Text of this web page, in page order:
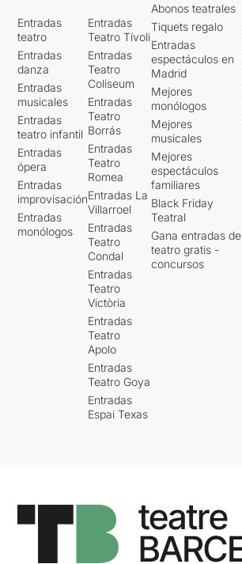
Entradas
teatro
Entradas
danza
Entradas
musicales
Entradas
teatro infantil
Entradas
ópera
Entradas
improvisación
Entradas
monólogos
Entradas
Teatro Tívoli
Entradas
Teatro
Coliseum
Entradas
Teatro
Borrás
Entradas
Teatro
Romea
Entradas La
Villarroel
Entradas
Teatro
Condal
Entradas
Teatro
Victòria
Entradas
Teatro
Apolo
Entradas
Teatro Goya
Entradas
Espai Texas
Abonos teatrales
Tiquets regalo
Entradas
espectáculos en
Madrid
Mejores
monólogos
Mejores
musicales
Mejores
espectáculos
familiares
Black Friday
Teatral
Gana entradas de
teatro gratis -
concursos